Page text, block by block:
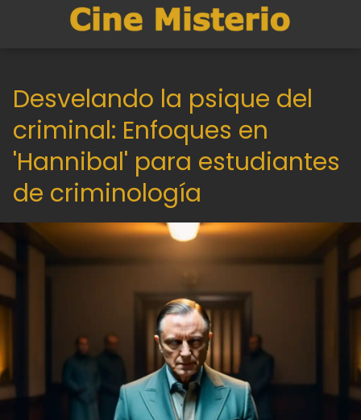
Desvelando la psique del
criminal: Enfoques en
'Hannibal' para estudiantes
de criminología